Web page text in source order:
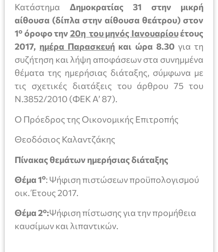
Κατάστημα Δημοκρατίας 31 στην μικρή
αίθουσα (δίπλα στην αίθουσα θεάτρου) στον
1ο όροφοτην20η του μηνός Ιανουαρίουέτους
2017, ημέρα Παρασκευή και ώρα 8.30 για τη
συζήτηση και λήψη αποφάσεων στα συνημμένα
θέματα της ημερήσιας διάταξης, σύμφωνα με
τις σχετικές διατάξεις του άρθρου 75 του
Ν.3852/2010 (ΦΕΚ Α’ 87).
Ο Πρόεδρος της Οικονομικής Επιτροπής
Θεοδόσιος Καλαντζάκης
Πίνακας θεμάτων ημερήσιας διάταξης
Θέμα 1ο: Ψήφιση πιστώσεων προϋπολογισμού
οικ. Έτους 2017.
Θέμα 2ο:Ψήφιση πίστωσης για την προμήθεια
καυσίμων και λιπαντικών.